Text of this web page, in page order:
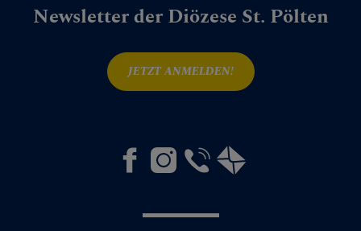
Hochschule
Pastorales
Pfarren &
Lebenswelten
Matriken
Newsletter der Diözese St. Pölten
JETZT ANMELDEN!